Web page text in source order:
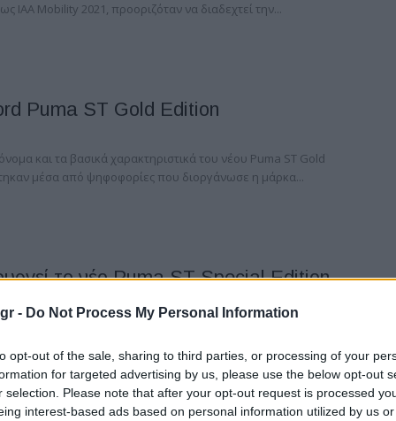
- Do Not Process My Personal Information
opt-out of the sale, sharing to third parties, or processing of your
for targeted advertising by us, please use the below opt-out
selection. Please note that after your opt-out request is processed
interest-based ads based on personal information utilized by us
IAA Mobility 2021, προοριζόταν να διαδεχτεί την...
Puma ST Gold Edition
και τα βασικά χαρακτηριστικά του νέου Puma ST Gold
μέσα από ψηφοφορίες που διοργάνωσε η μάρκα...
το νέο Puma ST Special Edition